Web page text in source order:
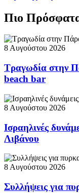
Πιο
8 Αυγούστου 2026
Τραγωδία στην
beach bar
8 Αυγούστου 2026
Ισραηλινές
Λιβάνου
8 Αυγούστου 2026
Συλλήψεις για